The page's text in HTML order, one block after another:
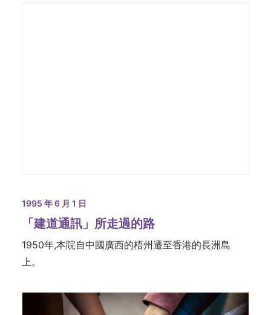
1995 年 6 月 1 日
「建道通訊」所走過的路
1950年,本院自中國廣西的梧州遷至香港的長洲島
上。